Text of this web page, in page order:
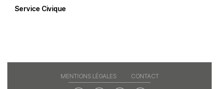
Service Civique
MENTIONS LÉGALES CONTACT